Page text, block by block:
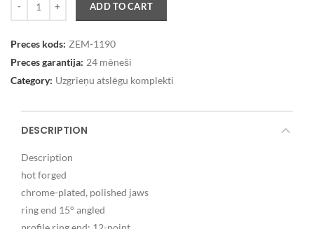
ADD TO CART
Preces kods: ZEM-1190
Preces garantija: 24 mēneši
Category: Uzgrieņu atslēgu komplekti
DESCRIPTION
Description
hot forged
chrome-plated, polished jaws
ring end 15° angled